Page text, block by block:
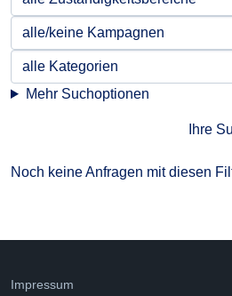
Mehr Suchoptionen
Ihre
Noch keine Anfragen mit diesen
Impressum